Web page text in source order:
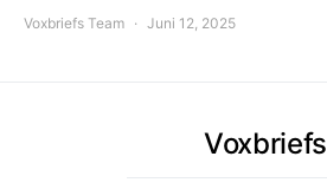
Voxbriefs Team Juni 12, 2025
Voxbriefs